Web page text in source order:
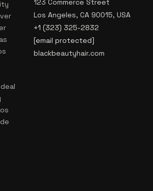
123 Commerce Street
Los Angeles, CA 90015, USA
+1 (323) 325-2832
[email protected]
blackbeautyhair.com